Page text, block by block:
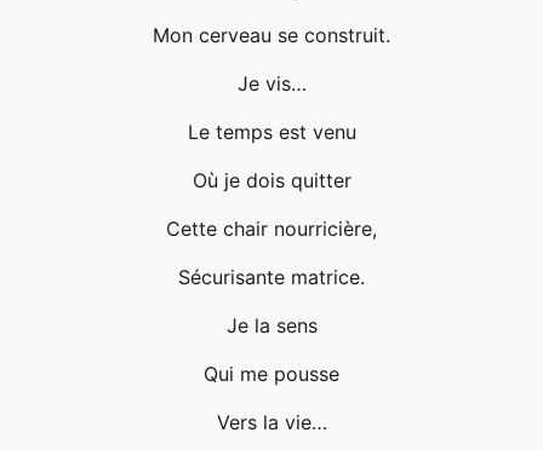
Mon cerveau se construit.
Je vis…
Le temps est venu
Où je dois quitter
Cette chair nourricière,
Sécurisante matrice.
Je la sens
Qui me pousse
Vers la vie…